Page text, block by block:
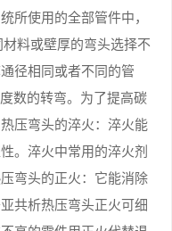
所使用的全部管件中，
料或壁厚的弯头选择不
径相同或者不同的管
数的转弯。为了提高碳
压弯头的淬火：淬火能
。淬火中常用的淬火剂
弯头的正火：它能消除
共析热压弯头正火可细